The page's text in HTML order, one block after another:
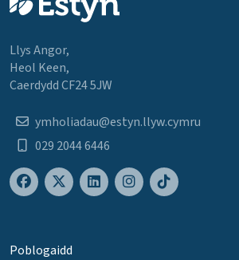
Llys Angor,
Heol Keen,
Caerdydd CF24 5JW
ymholiadau@estyn.llyw.cymru
029 2044 6446
Poblogaidd